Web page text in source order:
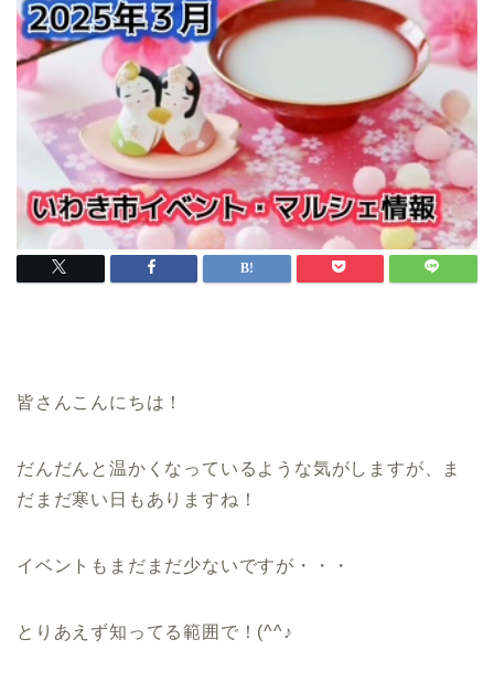
皆さんこんにちは！
だんだんと温かくなっているような気がしますが、ま
だまだ寒い日もありますね！
イベントもまだまだ少ないですが・・・
とりあえず知ってる範囲で！(^^♪